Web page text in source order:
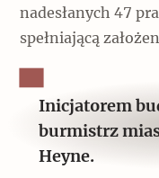
nadesłanych 47
spełniającą
Inicjatorem
burmistrz
Heyne.